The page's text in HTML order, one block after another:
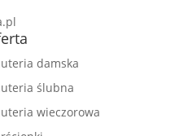
damska
ślubna
wieczorowa